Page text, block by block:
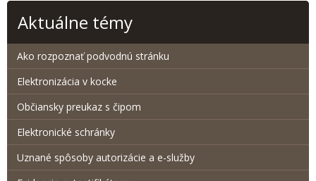
Aktuálne témy
Ako rozpoznať podvodnú stránku
Elektronizácia v kocke
Občiansky preukaz s čipom
Elektronické schránky
Uznané spôsoby autorizácie a e-služby